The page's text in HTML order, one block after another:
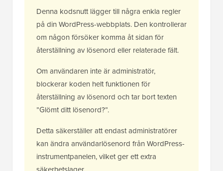
Denna kodsnutt lägger till några enkla regler
på din WordPress-webbplats. Den kontrollerar
om någon försöker komma åt sidan för
återställning av lösenord eller relaterade fält.
Om användaren inte är administratör,
blockerar koden helt funktionen för
återställning av lösenord och tar bort texten
”Glömt ditt lösenord?”.
Detta säkerställer att endast administratörer
kan ändra användarlösenord från WordPress-
instrumentpanelen, vilket ger ett extra